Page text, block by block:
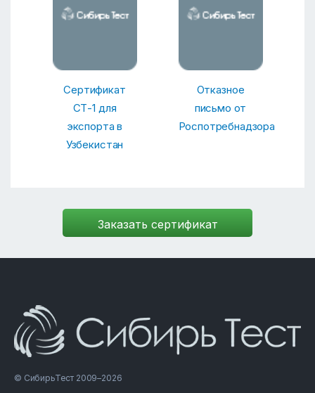
Сертификат
СТ-1 для
экспорта в
Узбекистан
Отказное
письмо от
Роспотребнадзора
© СибирьТест 2009–2026